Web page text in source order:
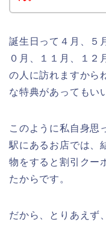
誕生日って４月、５
０月、１１月、１２
の人に訪れますから
な特典があってもい
このように私自身思
駅にあるお店では、
物をすると割引クー
たからです。
だから、とりあえず